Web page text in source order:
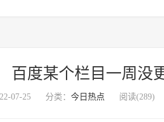
百度某个栏目一周没
07-25 分类： 今日热点 阅读(289)